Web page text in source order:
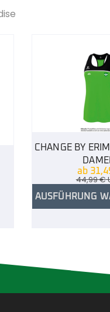
CHANGE BY
ab
44,99€
AUSFÜHRUNG